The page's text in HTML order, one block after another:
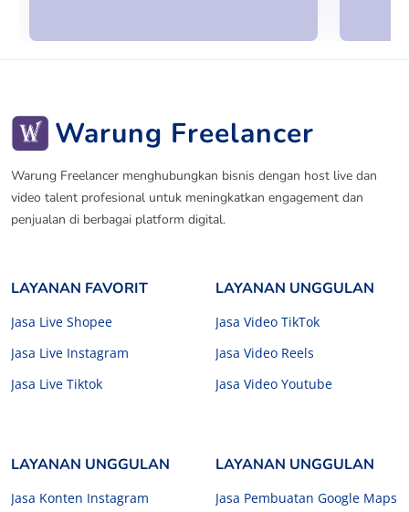
Warung Freelancer
Warung Freelancer menghubungkan bisnis dengan host live dan
video talent profesional untuk meningkatkan engagement dan
penjualan di berbagai platform digital.
LAYANAN FAVORIT
Jasa Live Shopee
Jasa Live Instagram
Jasa Live Tiktok
LAYANAN UNGGULAN
Jasa Video TikTok
Jasa Video Reels
Jasa Video Youtube
LAYANAN UNGGULAN
Jasa Konten Instagram
LAYANAN UNGGULAN
Jasa Pembuatan Google Maps